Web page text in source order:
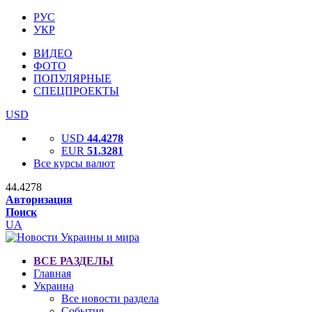
РУС
УКР
ВИДЕО
ФОТО
ПОПУЛЯРНЫЕ
СПЕЦПРОЕКТЫ
USD
USD 44.4278
EUR 51.3281
Все курсы валют
44.4278
Авторизация
Поиск
UA
ВСЕ РАЗДЕЛЫ
Главная
Украина
Все новости раздела